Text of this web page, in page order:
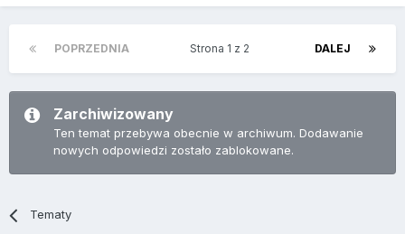
POPRZEDNIA DALEJ
Strona 1 z 2
Zarchiwizowany
Ten temat przebywa obecnie w archiwum. Dodawanie
nowych odpowiedzi zostało zablokowane.
Tematy